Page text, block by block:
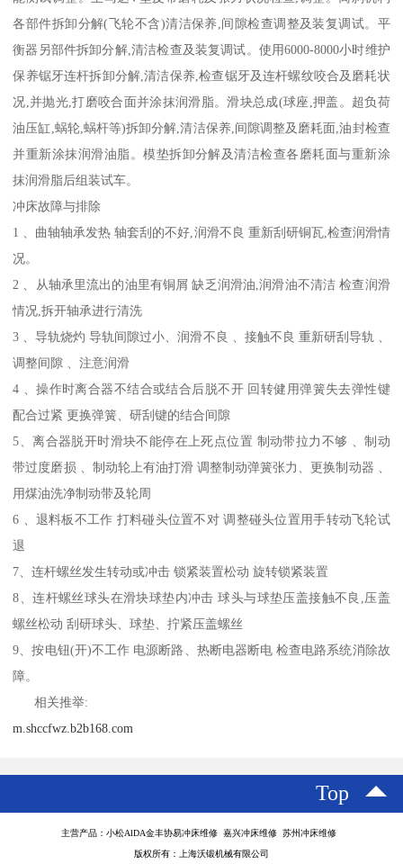
各部件拆卸分解(飞轮不含)清洁保养,间隙检查调整及装复调试。平
衡器另部件拆卸分解,清洁检查及装复调试。使用6000-8000小时维护
保养锯牙连杆拆卸分解,清洁保养,检查锯牙及连杆螺纹咬合及磨耗状
况,并抛光,打磨咬合面并涂抹润滑脂。滑块总成(球座,押盖。超负荷
油压缸,蜗轮,蜗杆等)拆卸分解,清洁保养,间隙调整及磨耗面,油封检查
并重新涂抹润滑油脂。模垫拆卸分解及清洁检查各磨耗面与重新涂
抹润滑脂后组装试车。
冲床故障与排除
1 、曲轴轴承发热 轴套刮的不好,润滑不良 重新刮研铜瓦,检查润滑情
况。
2 、从轴承里流出的油里有铜屑 缺乏润滑油,润滑油不清洁 检查润滑
情况,拆开轴承进行清洗
3 、导轨烧灼 导轨间隙过小、润滑不良 、接触不良 重新研刮导轨 、
调整间隙 、注意润滑
4 、操作时离合器不结合或结合后脱不开 回转健用弹簧失去弹性键
配合过紧 更换弹簧、研刮键的结合间隙
5、离合器脱开时滑块不能停在上死点位置 制动带拉力不够 、制动
带过度磨损 、制动轮上有油打滑 调整制动弹簧张力、更换制动器 、
用煤油洗净制动带及轮周
6 、退料板不工作 打料碰头位置不对 调整碰头位置用手转动飞轮试
退
7、连杆螺丝发生转动或冲击 锁紧装置松动 旋转锁紧装置
8、连杆螺丝球头在滑块球垫内冲击 球头与球垫压盖接触不良,压盖
螺丝松动 刮研球头、球垫、拧紧压盖螺丝
9、按电钮(开)不工作 电源断路、热断电器断电 检查电路系统消除故
障。
相关推举:
m.shccfwz.b2b168.com
Top
主营产品：小松AlDA金丰协易冲床维修 嘉兴冲床维修 苏州冲床维修
版权所有：上海沃锻机械有限公司